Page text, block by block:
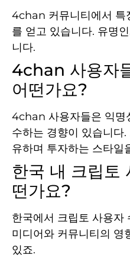
4chan 커뮤니티에서 특
를 얻고 있습니다. 유명
니다.
4chan 사용자
어떤가요?
4chan 사용자들은 익명
수하는 경향이 있습니다
유하며 투자하는 스타일
한국 내 크립토
떤가요?
한국에서 크립토 사용자
미디어와 커뮤니티의 영
있죠.